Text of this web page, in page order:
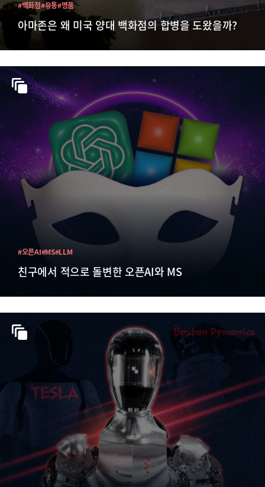
아마존은 왜 미국 양대 백화점의 합병을 도왔을까?
#백화점#유통#명품
친구에서 적으로 돌변한 오픈AI와 MS
#오픈AI#MS#LLM